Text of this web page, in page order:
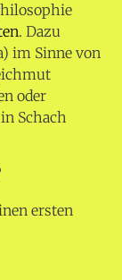
. Dazu
im Sinne von
oder
Schach
ersten